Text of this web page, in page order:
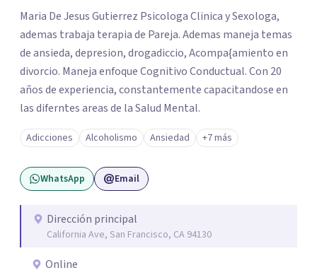
Maria De Jesus Gutierrez Psicologa Clinica y Sexologa,
ademas trabaja terapia de Pareja. Ademas maneja temas
de ansieda, depresion, drogadiccio, Acompa{amiento en
divorcio. Maneja enfoque Cognitivo Conductual. Con 20
años de experiencia, constantemente capacitandose en
las diferntes areas de la Salud Mental.
Adicciones Alcoholismo Ansiedad +7 más
WhatsApp Email
Dirección principal
California Ave, San Francisco, CA 94130
Online